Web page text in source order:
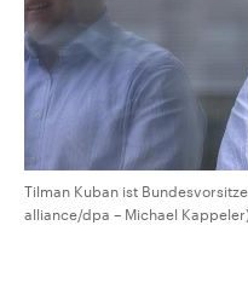
Tilman Kuban ist
alliance/dpa – Michael